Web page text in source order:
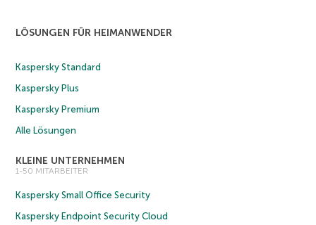
LÖSUNGEN FÜR HEIMANWENDER
Kaspersky Standard
Kaspersky Plus
Kaspersky Premium
Alle Lösungen
KLEINE UNTERNEHMEN
1-50 MITARBEITER
Kaspersky Small Office Security
Kaspersky Endpoint Security Cloud